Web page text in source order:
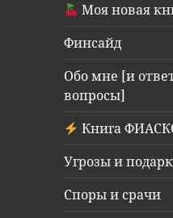
Моя новая
Финсайд
Обо мне [и
вопросы]
Книга
Угрозы и
Споры и срачи